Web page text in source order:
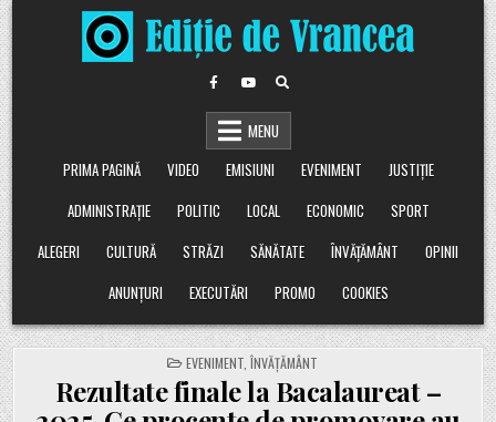
Skip
to
content
MENU
PRIMA PAGINĂ
VIDEO EMISIUNI EVENIMENT
JUSTIȚIE
ADMINISTRAȚIE
POLITIC LOCAL ECONOMIC
SPORT
ALEGERI
CULTURĂ STRĂZI SĂNĂTATE ÎNVĂȚĂMÂNT
OPINII
ANUNȚURI
EXECUTĂRI PROMO COOKIES
POSTED
IN
EVENIMENT ÎNVĂȚĂMÂNT
Rezultate finale la Bacalaureat –